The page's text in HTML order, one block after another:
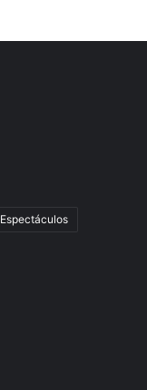
Espectáculos